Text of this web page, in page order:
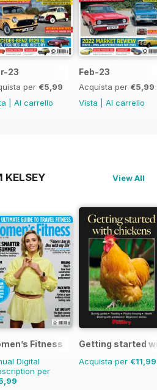
23
per €5,99
Al carrello
Feb-23
Acquista per €5,99
Vista
Al carrello
KELSEY
View All
Fitness
Digital
per
Getting started
Acquista per €11,99